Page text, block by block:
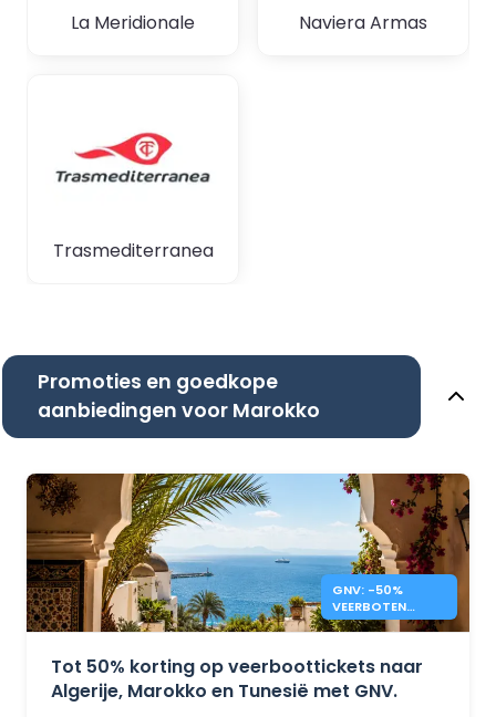
La Meridionale Naviera Armas
Trasmediterranea
Promoties en goedkope
aanbiedingen voor Marokko
GNV: -50%
VEERBOTEN
MAROKKO,
ALGERIJE
Tot 50% korting op veerboottickets naar
Algerije, Marokko en Tunesië met GNV.